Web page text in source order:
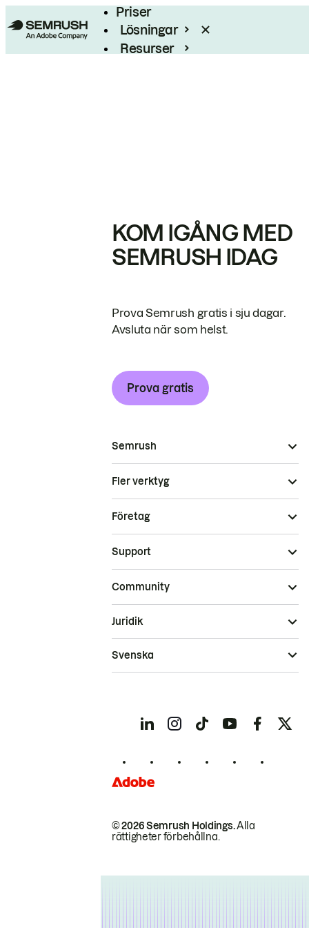
Priser
Lösningar
Resurser
KOM IGÅNG MED
SEMRUSH IDAG
Prova Semrush gratis i sju dagar.
Avsluta när som helst.
Prova gratis
Semrush
Fler verktyg
Företag
Support
Community
© 2026 Semrush Holdings.Alla
rättigheter förbehållna.
Juridik
Svenska